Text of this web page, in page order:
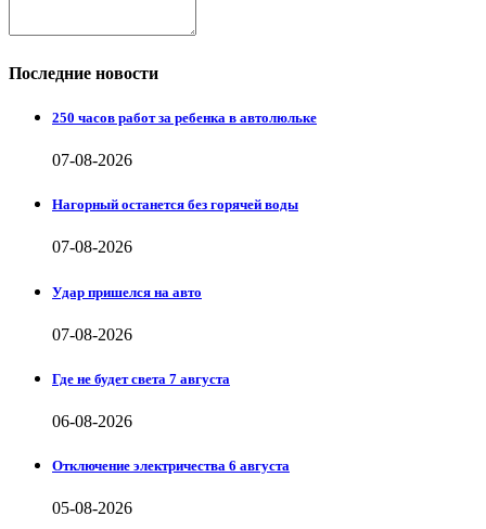
Последние новости
250 часов работ за ребенка в автолюльке
07-08-2026
Нагорный останется без горячей воды
07-08-2026
Удар пришелся на авто
07-08-2026
Где не будет света 7 августа
06-08-2026
Отключение электричества 6 августа
05-08-2026